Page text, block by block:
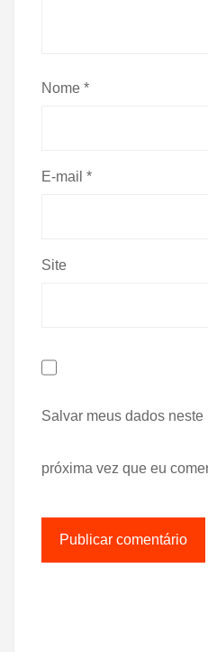
Nome *
E-mail *
Site
Salvar meus dados
próxima vez que eu